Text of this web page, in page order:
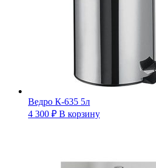
Ведро К-635 5л
4 300 ₽ В корзину